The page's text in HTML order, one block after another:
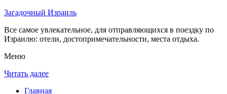
Загадочный Израиль
Все самое увлекательное, для отправляющихся в поездку по
Израилю: отели, достопримечательности, места отдыха.
Меню
Читать далее
Главная